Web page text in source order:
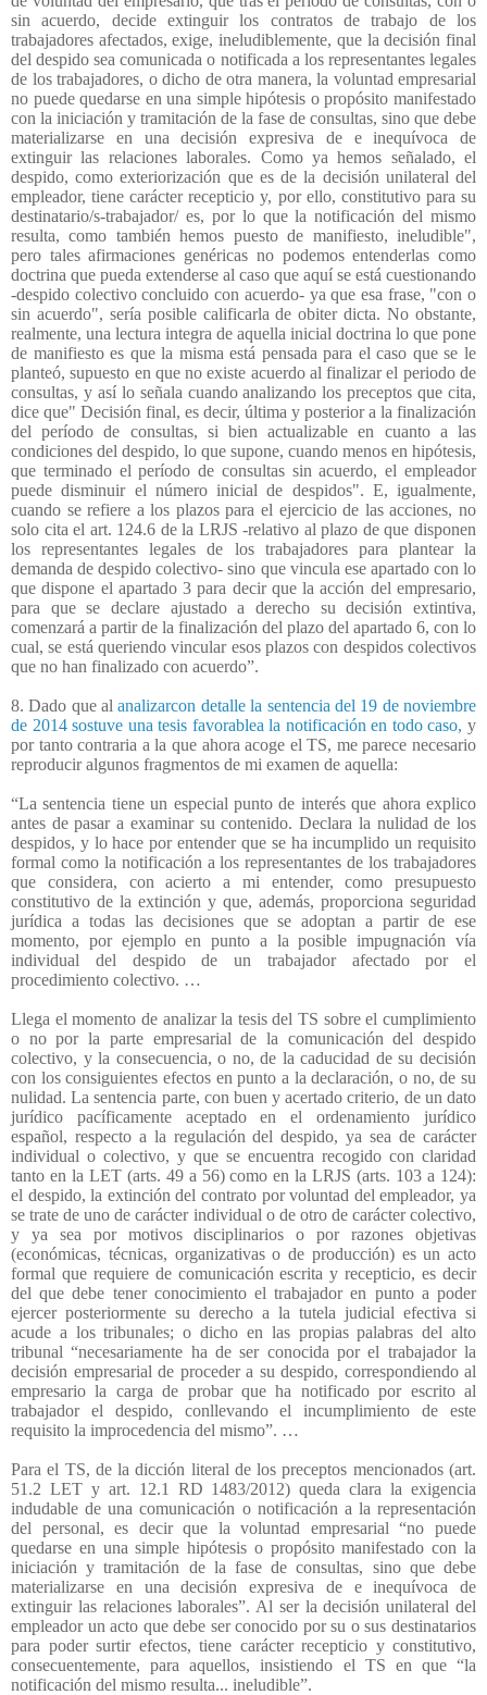
sin acuerdo, decide extinguir los contratos de trabajo de los
trabajadores afectados, exige, ineludiblemente, que la decisión final
del despido sea comunicada o notificada a los representantes legales
de los trabajadores, o dicho de otra manera, la voluntad empresarial
no puede quedarse en una simple hipótesis o propósito manifestado
con la iniciación y tramitación de la fase de consultas, sino que debe
materializarse en una decisión expresiva de e inequívoca de
extinguir las relaciones laborales. Como ya hemos señalado, el
despido, como exteriorización que es de la decisión unilateral del
empleador, tiene carácter recepticio y, por ello, constitutivo para su
destinatario/s-trabajador/ es, por lo que la notificación del mismo
resulta, como también hemos puesto de manifiesto, ineludible",
pero tales afirmaciones genéricas no podemos entenderlas como
doctrina que pueda extenderse al caso que aquí se está cuestionando
-despido colectivo concluido con acuerdo- ya que esa frase, "con o
sin acuerdo", sería posible calificarla de obiter dicta. No obstante,
realmente, una lectura integra de aquella inicial doctrina lo que pone
de manifiesto es que la misma está pensada para el caso que se le
planteó, supuesto en que no existe acuerdo al finalizar el periodo de
consultas, y así lo señala cuando analizando los preceptos que cita,
dice que" Decisión final, es decir, última y posterior a la finalización
del período de consultas, si bien actualizable en cuanto a las
condiciones del despido, lo que supone, cuando menos en hipótesis,
que terminado el período de consultas sin acuerdo, el empleador
puede disminuir el número inicial de despidos". E, igualmente,
cuando se refiere a los plazos para el ejercicio de las acciones, no
solo cita el art. 124.6 de la LRJS -relativo al plazo de que disponen
los representantes legales de los trabajadores para plantear la
demanda de despido colectivo- sino que vincula ese apartado con lo
que dispone el apartado 3 para decir que la acción del empresario,
para que se declare ajustado a derecho su decisión extintiva,
comenzará a partir de la finalización del plazo del apartado 6, con lo
cual, se está queriendo vincular esos plazos con despidos colectivos
que no han finalizado con acuerdo”.
8. Dado que alanalizarcon detalle la sentencia del 19 de noviembre
de 2014 sostuve una tesis favorablea la notificación en todo caso, y
por tanto contraria a la que ahora acoge el TS, me parece necesario
reproducir algunos fragmentos de mi examen de aquella:
“La sentencia tiene un especial punto de interés que ahora explico
antes de pasar a examinar su contenido. Declara la nulidad de los
despidos, y lo hace por entender que se ha incumplido un requisito
formal como la notificación a los representantes de los trabajadores
que considera, con acierto a mi entender, como presupuesto
constitutivo de la extinción y que, además, proporciona seguridad
jurídica a todas las decisiones que se adoptan a partir de ese
momento, por ejemplo en punto a la posible impugnación vía
individual del despido de un trabajador afectado por el
procedimiento colectivo. …
Llega el momento de analizar la tesis del TS sobre el cumplimiento
o no por la parte empresarial de la comunicación del despido
colectivo, y la consecuencia, o no, de la caducidad de su decisión
con los consiguientes efectos en punto a la declaración, o no, de su
nulidad. La sentencia parte, con buen y acertado criterio, de un dato
jurídico pacíficamente aceptado en el ordenamiento jurídico
español, respecto a la regulación del despido, ya sea de carácter
individual o colectivo, y que se encuentra recogido con claridad
tanto en la LET (arts. 49 a 56) como en la LRJS (arts. 103 a 124):
el despido, la extinción del contrato por voluntad del empleador, ya
se trate de uno de carácter individual o de otro de carácter colectivo,
y ya sea por motivos disciplinarios o por razones objetivas
(económicas, técnicas, organizativas o de producción) es un acto
formal que requiere de comunicación escrita y recepticio, es decir
del que debe tener conocimiento el trabajador en punto a poder
ejercer posteriormente su derecho a la tutela judicial efectiva si
acude a los tribunales; o dicho en las propias palabras del alto
tribunal “necesariamente ha de ser conocida por el trabajador la
decisión empresarial de proceder a su despido, correspondiendo al
empresario la carga de probar que ha notificado por escrito al
trabajador el despido, conllevando el incumplimiento de este
requisito la improcedencia del mismo”. …
Para el TS, de la dicción literal de los preceptos mencionados (art.
51.2 LET y art. 12.1 RD 1483/2012) queda clara la exigencia
indudable de una comunicación o notificación a la representación
del personal, es decir que la voluntad empresarial “no puede
quedarse en una simple hipótesis o propósito manifestado con la
iniciación y tramitación de la fase de consultas, sino que debe
materializarse en una decisión expresiva de e inequívoca de
extinguir las relaciones laborales”. Al ser la decisión unilateral del
empleador un acto que debe ser conocido por su o sus destinatarios
para poder surtir efectos, tiene carácter recepticio y constitutivo,
consecuentemente, para aquellos, insistiendo el TS en que “la
notificación del mismo resulta... ineludible”.